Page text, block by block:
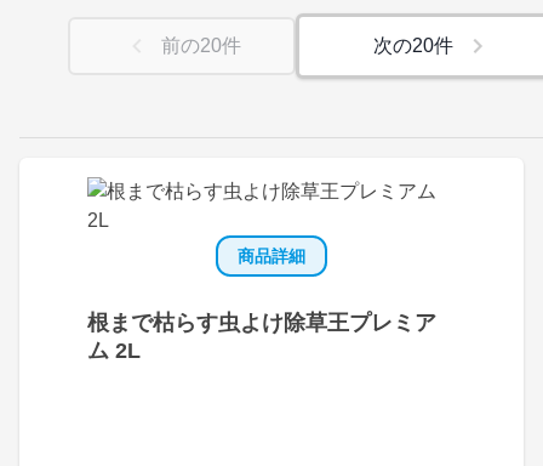
商品詳細
根まで枯らす虫よけ除草王プレミア
ム 2L
前の20件 次の20件